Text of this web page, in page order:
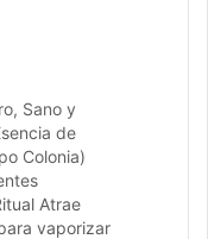
Sano y
de
Colonia)
Atrae
vaporizar